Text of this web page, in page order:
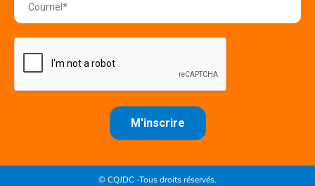
© CQJDC -Tous droits réservés.